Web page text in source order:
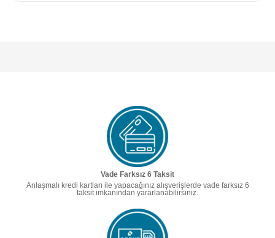
Vade Farksız 6 Taksit
Anlaşmalı kredi kartları ile yapacağınız alışverişlerde vade farksız 6
taksit imkanından yararlanabilirsiniz.